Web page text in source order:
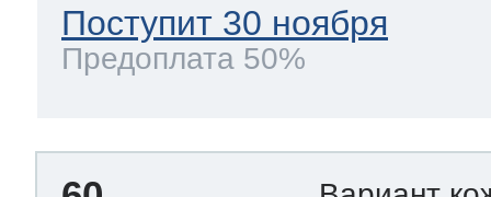
Поступит 30 ноября
Предоплата 50%